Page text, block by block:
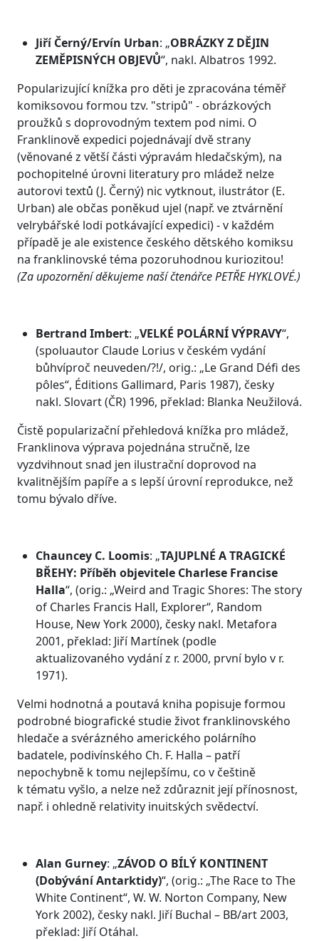
Jiří Černý/Ervín Urban: „OBRÁZKY Z DĚJIN
ZEMĚPISNÝCH OBJEVŮ“, nakl. Albatros 1992.
Popularizující knížka pro děti je zpracována téměř
komiksovou formou tzv. "stripů" - obrázkových
proužků s doprovodným textem pod nimi. O
Franklinově expedici pojednávají dvě strany
(věnované z větší části výpravám hledačským), na
pochopitelné úrovni literatury pro mládež nelze
autorovi textů (J. Černý) nic vytknout, ilustrátor (E.
Urban) ale občas poněkud ujel (např. ve ztvárnění
velrybářské lodi potkávající expedici) - v každém
případě je ale existence českého dětského komiksu
na franklinovské téma pozoruhodnou kuriozitou!
(Za upozornění děkujeme naší čtenářce PETŘE HYKLOVÉ.)
Bertrand Imbert: „VELKÉ POLÁRNÍ VÝPRAVY“,
(spoluautor Claude Lorius v českém vydání
bůhvíproč neuveden/?!/, orig.: „Le Grand Défi des
pôles“, Éditions Gallimard, Paris 1987), česky
nakl. Slovart (ČR) 1996, překlad: Blanka Neužilová.
Čistě popularizační přehledová knížka pro mládež,
Franklinova výprava pojednána stručně, lze
vyzdvihnout snad jen ilustrační doprovod na
kvalitnějším papíře a s lepší úrovní reprodukce, než
tomu bývalo dříve.
Chauncey C. Loomis: „TAJUPLNÉ A TRAGICKÉ
BŘEHY: Příběh objevitele Charlese Francise
Halla“, (orig.: „Weird and Tragic Shores: The story
of Charles Francis Hall, Explorer“, Random
House, New York 2000), česky nakl. Metafora
2001, překlad: Jiří Martínek (podle
aktualizovaného vydání z r. 2000, první bylo v r.
1971).
Velmi hodnotná a poutavá kniha popisuje formou
podrobné biografické studie život franklinovského
hledače a svérázného amerického polárního
badatele, podivínského Ch. F. Halla – patří
nepochybně k tomu nejlepšímu, co v češtině
k tématu vyšlo, a nelze než zdůraznit její přínosnost,
např. i ohledně relativity inuitských svědectví.
Alan Gurney: „ZÁVOD O BÍLÝ KONTINENT
(Dobývání Antarktidy)“, (orig.: „The Race to The
White Continent“, W. W. Norton Company, New
York 2002), česky nakl. Jiří Buchal – BB/art 2003,
překlad: Jiří Otáhal.